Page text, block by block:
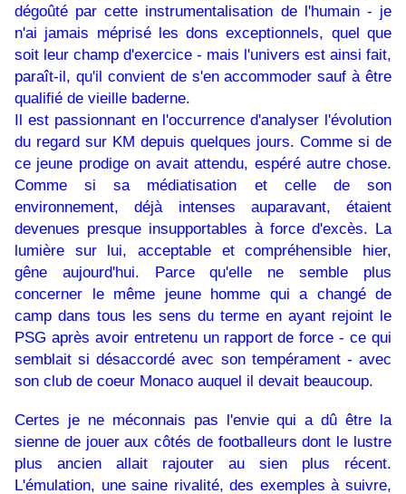
dégoûté par cette instrumentalisation de l'humain - je
n'ai jamais méprisé les dons exceptionnels, quel que
soit leur champ d'exercice - mais l'univers est ainsi fait,
paraît-il, qu'il convient de s'en accommoder sauf à être
qualifié de vieille baderne.
Il est passionnant en l'occurrence d'analyser l'évolution
du regard sur KM depuis quelques jours. Comme si de
ce jeune prodige on avait attendu, espéré autre chose.
Comme si sa médiatisation et celle de son
environnement, déjà intenses auparavant, étaient
devenues presque insupportables à force d'excès. La
lumière sur lui, acceptable et compréhensible hier,
gêne aujourd'hui. Parce qu'elle ne semble plus
concerner le même jeune homme qui a changé de
camp dans tous les sens du terme en ayant rejoint le
PSG après avoir entretenu un rapport de force - ce qui
semblait si désaccordé avec son tempérament - avec
son club de coeur Monaco auquel il devait beaucoup.
Certes je ne méconnais pas l'envie qui a dû être la
sienne de jouer aux côtés de footballeurs dont le lustre
plus ancien allait rajouter au sien plus récent.
L'émulation, une saine rivalité, des exemples à suivre,